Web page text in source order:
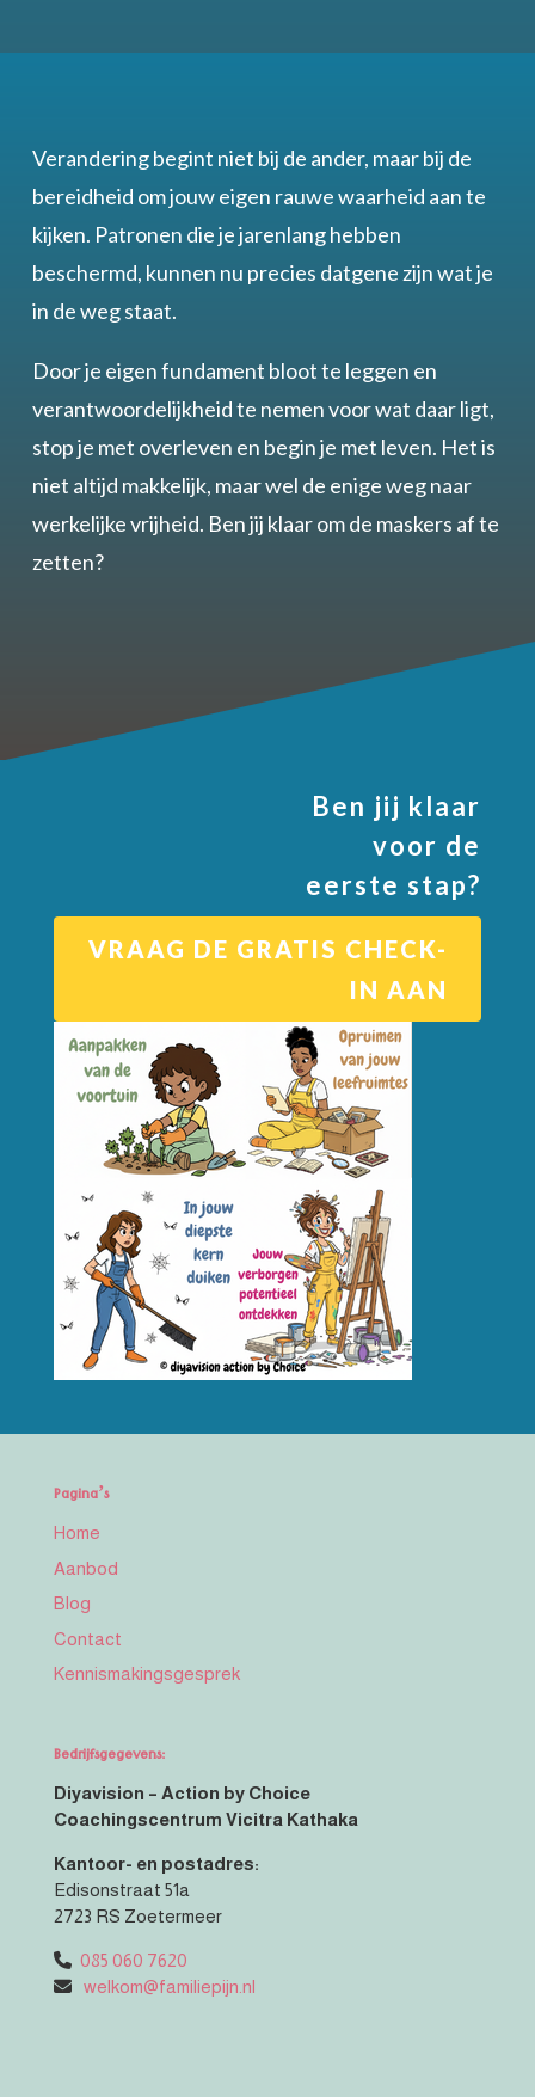
Verandering begint niet bij de ander, maar bij de
bereidheid om jouw eigen rauwe waarheid aan te
kijken. Patronen die je jarenlang hebben
beschermd, kunnen nu precies datgene zijn wat je
in de weg staat.
Door je eigen fundament bloot te leggen en
verantwoordelijkheid te nemen voor wat daar ligt,
stop je met overleven en begin je met leven. Het is
niet altijd makkelijk, maar wel de enige weg naar
werkelijke vrijheid. Ben jij klaar om de maskers af te
zetten?
Ben jij klaar
voor de
eerste stap?
VRAAG DE GRATIS CHECK-
IN AAN
Pagina’s
Home
Aanbod
Blog
Contact
Kennismakingsgesprek
Bedrijfsgegevens:
Diyavision – Action by Choice
Coachingscentrum Vicitra Kathaka
Kantoor- en postadres:
Edisonstraat 51a
2723 RS Zoetermeer
085 060 7620
welkom@familiepijn.nl